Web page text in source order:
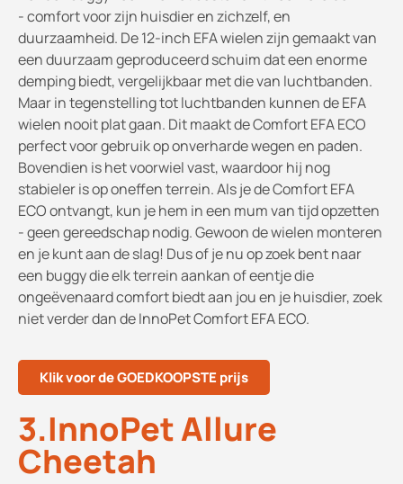
- comfort voor zijn huisdier en zichzelf, en
duurzaamheid. De 12-inch EFA wielen zijn gemaakt van
een duurzaam geproduceerd schuim dat een enorme
demping biedt, vergelijkbaar met die van luchtbanden.
Maar in tegenstelling tot luchtbanden kunnen de EFA
wielen nooit plat gaan. Dit maakt de Comfort EFA ECO
perfect voor gebruik op onverharde wegen en paden.
Bovendien is het voorwiel vast, waardoor hij nog
stabieler is op oneffen terrein. Als je de Comfort EFA
ECO ontvangt, kun je hem in een mum van tijd opzetten
- geen gereedschap nodig. Gewoon de wielen monteren
en je kunt aan de slag! Dus of je nu op zoek bent naar
een buggy die elk terrein aankan of eentje die
ongeëvenaard comfort biedt aan jou en je huisdier, zoek
niet verder dan de InnoPet Comfort EFA ECO.
Klik voor de GOEDKOOPSTE prijs
3.InnoPet Allure
Cheetah